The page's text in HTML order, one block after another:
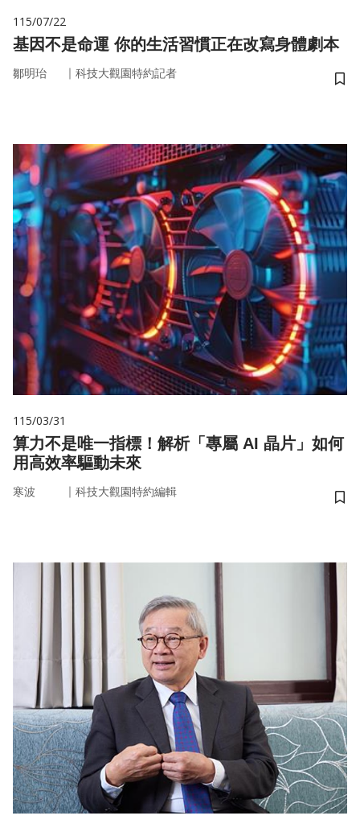
115/07/22
基因不是命運 你的生活習慣正在改寫身體劇本
鄒明珆 ｜ 科技大觀園特約記者
儲
115/03/31
算力不是唯一指標！解析「專屬 AI 晶片」如何
用高效率驅動未來
寒波 ｜ 科技大觀園特約編輯
儲